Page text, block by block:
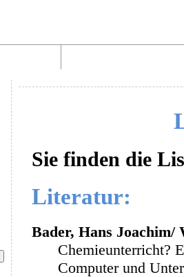
Sie finden die
Literatur:
Bader, Hans Joachim/
Chemieunterricht?
Computer und